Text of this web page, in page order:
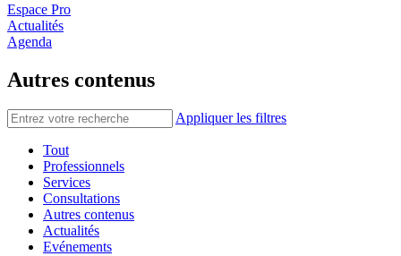
Espace Pro
Actualités
Agenda
Autres contenus
Appliquer les filtres
Tout
Professionnels
Services
Consultations
Autres contenus
Actualités
Evénements